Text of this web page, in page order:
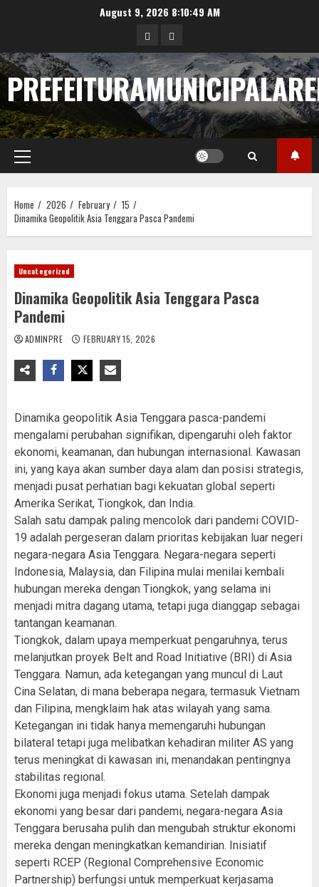
August 9, 2026 8:10:50 AM
pengeluaran
hongkong
pengeluaran
togel
sgp
Primary
Menu
Home 2026 February
15
Dinamika Geopolitik Asia Tenggara Pasca Pandemi
Uncategorized
Dinamika Geopolitik Asia Tenggara Pasca
Pandemi
ADMINPRE FEBRUARY 15, 2026
Dinamika geopolitik Asia Tenggara pasca-pandemi
mengalami perubahan signifikan, dipengaruhi oleh faktor
ekonomi, keamanan, dan hubungan internasional. Kawasan
ini, yang kaya akan sumber daya alam dan posisi strategis,
menjadi pusat perhatian bagi kekuatan global seperti
Amerika Serikat, Tiongkok, dan India.
Salah satu dampak paling mencolok dari pandemi COVID-
19 adalah pergeseran dalam prioritas kebijakan luar negeri
negara-negara Asia Tenggara. Negara-negara seperti
Indonesia, Malaysia, dan Filipina mulai menilai kembali
hubungan mereka dengan Tiongkok, yang selama ini
menjadi mitra dagang utama, tetapi juga dianggap sebagai
tantangan keamanan.
Tiongkok, dalam upaya memperkuat pengaruhnya, terus
melanjutkan proyek Belt and Road Initiative (BRI) di Asia
Tenggara. Namun, ada ketegangan yang muncul di Laut
Cina Selatan, di mana beberapa negara, termasuk Vietnam
dan Filipina, mengklaim hak atas wilayah yang sama.
Ketegangan ini tidak hanya memengaruhi hubungan
bilateral tetapi juga melibatkan kehadiran militer AS yang
terus meningkat di kawasan ini, menandakan pentingnya
stabilitas regional.
Ekonomi juga menjadi fokus utama. Setelah dampak
ekonomi yang besar dari pandemi, negara-negara Asia
Tenggara berusaha pulih dan mengubah struktur ekonomi
mereka dengan meningkatkan kemandirian. Inisiatif
seperti RCEP (Regional Comprehensive Economic
Partnership) berfungsi untuk memperkuat kerjasama